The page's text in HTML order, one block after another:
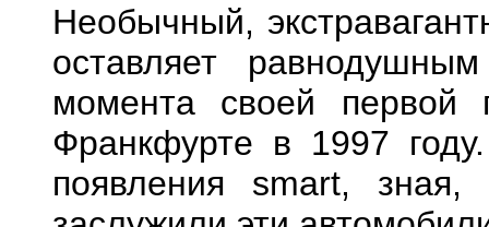
Необычный,
оставляет
момента своей первой
Франкфурте в 1997
появления smart,